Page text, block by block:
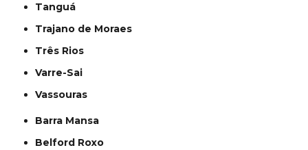
Tanguá
Trajano de Moraes
Três Rios
Varre-Sai
Vassouras
Barra Mansa
Belford Roxo